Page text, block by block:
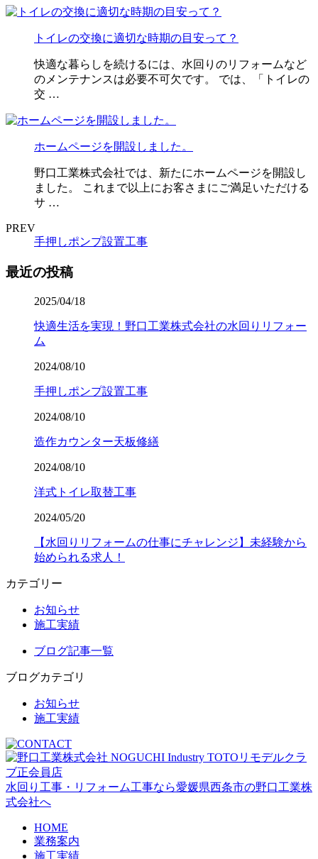
トイレの交換に適切な時期の目安って？
快適な暮らしを続けるには、水回りのリフォームなど
のメンテナンスは必要不可欠です。 では、「トイレの
交 …
ホームページを開設しました。
野口工業株式会社では、新たにホームページを開設し
ました。 これまで以上にお客さまにご満足いただける
サ …
PREV
手押しポンプ設置工事
最近の投稿
2025/04/18
快適生活を実現！野口工業株式会社の水回りリフォー
ム
2024/08/10
手押しポンプ設置工事
2024/08/10
造作カウンター天板修繕
2024/08/10
洋式トイレ取替工事
2024/05/20
【水回りリフォームの仕事にチャレンジ】未経験から
始められる求人！
カテゴリー
お知らせ
施工実績
ブログ記事一覧
ブログカテゴリ
お知らせ
施工実績
水回り工事・リフォーム工事なら愛媛県西条市の野口工業株
式会社へ
HOME
業務案内
施工実績